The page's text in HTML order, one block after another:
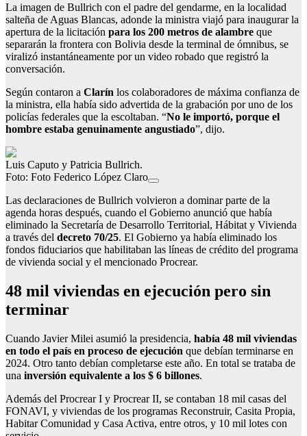
La imagen de Bullrich con el padre del gendarme, en la localidad
salteña de Aguas Blancas, adonde la ministra viajó para inaugurar la
apertura de la licitación para los 200 metros de alambre que
separarán la frontera con Bolivia desde la terminal de ómnibus, se
viralizó instantáneamente por un video robado que registró la
conversación.
Según contaron a Clarín los colaboradores de máxima confianza de
la ministra, ella había sido advertida de la grabación por uno de los
policías federales que la escoltaban. “No le importó, porque el
hombre estaba genuinamente angustiado”, dijo.
Luis Caputo y Patricia Bullrich.
Foto: Foto Federico López Claro
Las declaraciones de Bullrich volvieron a dominar parte de la
agenda horas después, cuando el Gobierno anunció que había
eliminado la Secretaría de Desarrollo Territorial, Hábitat y Vivienda
a través del decreto 70/25. El Gobierno ya había eliminado los
fondos fiduciarios que habilitaban las líneas de crédito del programa
de vivienda social y el mencionado Procrear.
48 mil viviendas en ejecución pero sin
terminar
Cuando Javier Milei asumió la presidencia, había 48 mil viviendas
en todo el país en proceso de ejecución que debían terminarse en
2024. Otro tanto debían completarse este año. En total se trataba de
una inversión equivalente a los $ 6 billones.
Además del Procrear I y Procrear II, se contaban 18 mil casas del
FONAVI, y viviendas de los programas Reconstruir, Casita Propia,
Habitar Comunidad y Casa Activa, entre otros, y 10 mil lotes con